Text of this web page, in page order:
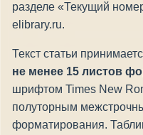
разделе «Текущий
elibrary.ru.
Текст статьи
не менее 15 листов
шрифтом Times New
полуторным
форматирования.